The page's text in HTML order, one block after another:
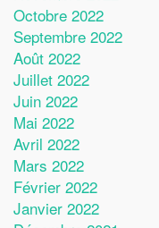
Octobre 2022
Septembre 2022
Août 2022
Juillet 2022
Juin 2022
Mai 2022
Avril 2022
Mars 2022
Février 2022
Janvier 2022